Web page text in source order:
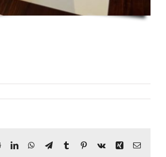
RedditLinkedInWhatsApp
TelegramTumblr Pinterest
Vk Xing E-